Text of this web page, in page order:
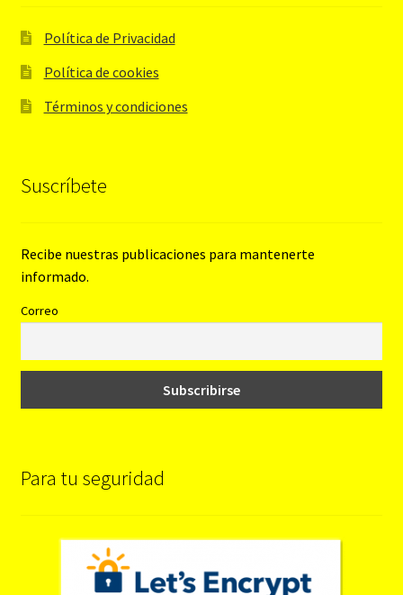
Política de Privacidad
Política de cookies
Términos y condiciones
Suscríbete
Recibe nuestras publicaciones para mantenerte
informado.
Correo
Para tu seguridad